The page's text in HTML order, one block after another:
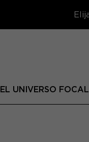
EL UNIVERSO FOCAL